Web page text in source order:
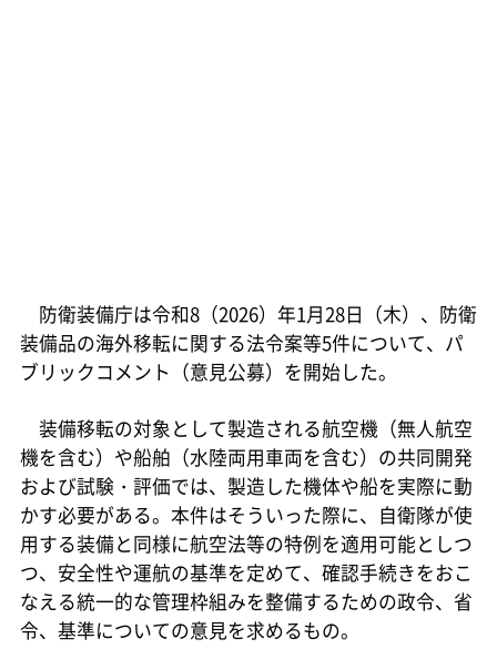
防衛装備庁は令和8（2026）年1月28日（木）、防衛
装備品の海外移転に関する法令案等5件について、パ
ブリックコメント（意見公募）を開始した。
装備移転の対象として製造される航空機（無人航空
機を含む）や船舶（水陸両用車両を含む）の共同開発
および試験・評価では、製造した機体や船を実際に動
かす必要がある。本件はそういった際に、自衛隊が使
用する装備と同様に航空法等の特例を適用可能としつ
つ、安全性や運航の基準を定めて、確認手続きをおこ
なえる統一的な管理枠組みを整備するための政令、省
令、基準についての意見を求めるもの。